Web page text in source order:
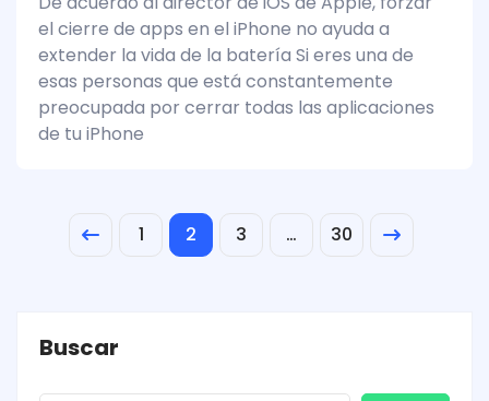
el cierre de apps en el iPhone no ayuda a
extender la vida de la batería Si eres una de
esas personas que está constantemente
preocupada por cerrar todas las aplicaciones
de tu iPhone
1 2 3 … 30
Buscar